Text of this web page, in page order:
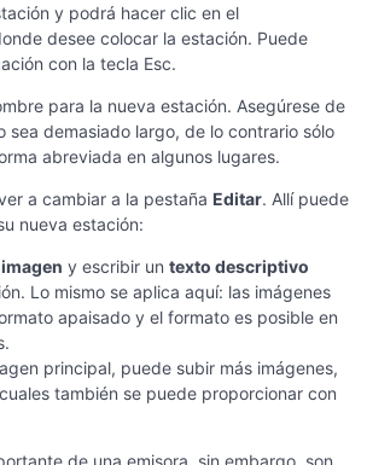
y podrá hacer clic en el
desee colocar la estación. Puede
con la tecla Esc.
para la nueva estación. Asegúrese de
sea demasiado largo, de lo contrario sólo
abreviada en algunos lugares.
a cambiar a la pestaña Editar. Allí puede
nueva estación:
imagen y escribir un texto descriptivo
Lo mismo se aplica aquí: las imágenes
apaisado y el formato es posible en
principal, puede subir más imágenes,
también se puede proporcionar con
de una emisora, sin embargo, son